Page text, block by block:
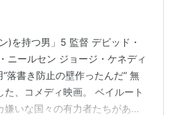
)を持つ男」5 監督 デビッド・
ニールセン ジョージ・ケネディ
落書き防止の壁作ったんだ” 無
、コメディ映画。 ベイルート
いな国々の有力者たちがあつ